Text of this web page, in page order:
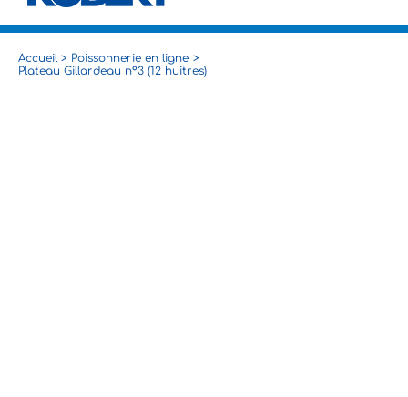
Accueil
Poissonnerie en ligne
Plateau Gillardeau n°3 (12 huitres)